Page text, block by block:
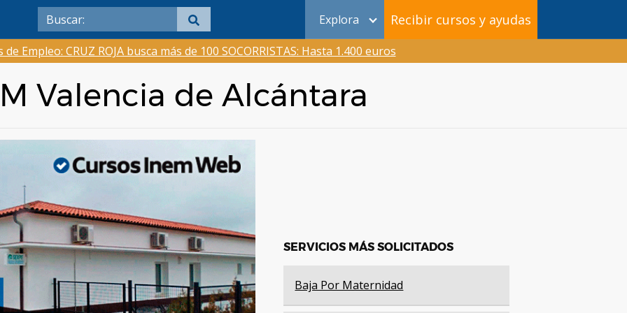
Explora Recibir cursos y ayudas
Empleo: CRUZ ROJA busca más de 100 SOCORRISTAS: Hasta 1.400 euros
Valencia de Alcántara
SERVICIOS MÁS SOLICITADOS
Baja Por Maternidad